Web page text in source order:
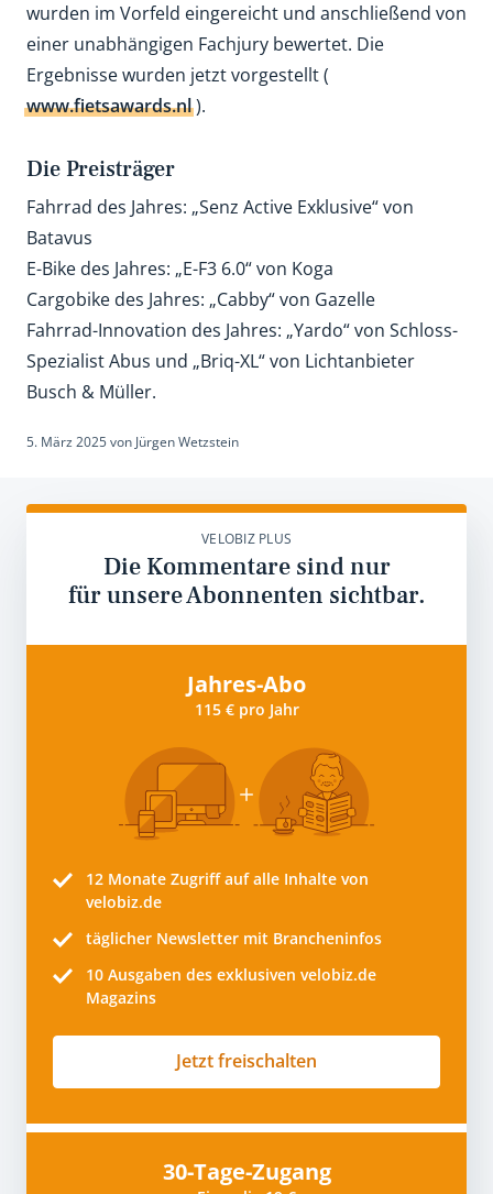
wurden im Vorfeld eingereicht und anschließend von
einer unabhängigen Fachjury bewertet. Die
Ergebnisse wurden jetzt vorgestellt (
www.fietsawards.nl).
Die Preisträger
Fahrrad des Jahres: „Senz Active Exklusive“ von
Batavus
E-Bike des Jahres: „E-F3 6.0“ von Koga
Cargobike des Jahres: „Cabby“ von Gazelle
Fahrrad-Innovation des Jahres: „Yardo“ von Schloss-
Spezialist Abus und „Briq-XL“ von Lichtanbieter
Busch & Müller.
5. März 2025von Jürgen Wetzstein
VELOBIZ PLUS
Die Kommentare sind nur
für unsere Abonnenten sichtbar.
Jahres-Abo
115 € pro Jahr
12 Monate Zugriff auf alle Inhalte von
velobiz.de
täglicher Newsletter mit Brancheninfos
10 Ausgaben des exklusiven velobiz.de
Magazins
Jetzt freischalten
30-Tage-Zugang